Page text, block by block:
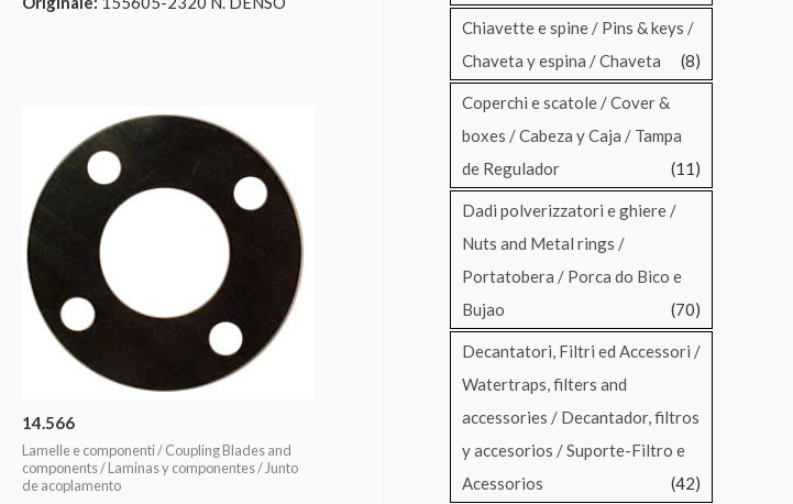
14.566
Lamelle e componenti / Coupling Blades and
components / Laminas y componentes / Junto
de acoplamento
Chiavette e spine / Pins & keys /
Chaveta y espina / Chaveta
(8)
Coperchi e scatole / Cover &
boxes / Cabeza y Caja / Tampa
de Regulador
(11)
Dadi polverizzatori e ghiere /
Nuts and Metal rings /
Portatobera / Porca do Bico e
Bujao
(70)
Decantatori, Filtri ed Accessori /
Watertraps, filters and
accessories / Decantador, filtros
y accesorios / Suporte-Filtro e
Acessorios
(42)